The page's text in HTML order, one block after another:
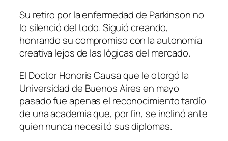
Su retiro por la enfermedad de Parkinson no
lo silenció del todo. Siguió creando,
honrando su compromiso con la autonomía
creativa lejos de las lógicas del mercado.
El Doctor Honoris Causa que le otorgó la
Universidad de Buenos Aires en mayo
pasado fue apenas el reconocimiento tardío
de una academia que, por fin, se inclinó ante
quien nunca necesitó sus diplomas.